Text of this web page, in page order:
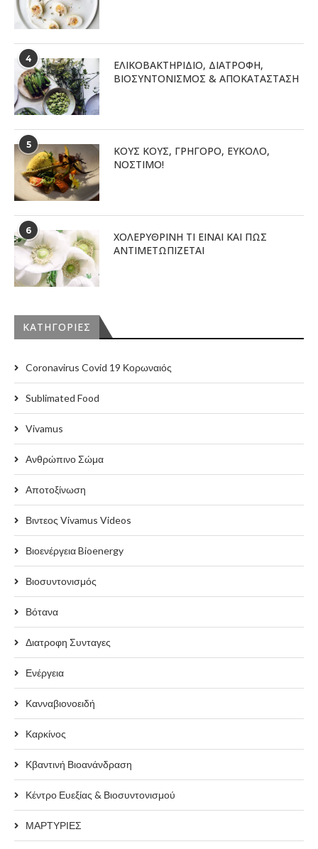
4
ΕΛΙΚΟΒΑΚΤΗΡΊΔΙΟ, ΔΙΑΤΡΟΦΉ,
ΒΙΟΣΥΝΤΟΝΙΣΜΌΣ & ΑΠΟΚΑΤΆΣΤΑΣΗ
5
ΚΟΥΣ ΚΟΥΣ, ΓΡΗΓΟΡΟ, ΕΥΚΟΛΟ,
ΝΟΣΤΙΜΟ!
6
ΧΟΛΕΡΥΘΡΙΝΗ ΤΙ ΕΙΝΑΙ ΚΑΙ ΠΩΣ
ΑΝΤΙΜΕΤΩΠΙΖΕΤΑΙ
KΑΤΗΓΟΡΊΕΣ
Coronavirus Covid 19 Κορωναιός
Sublimated Food
Vivamus
Ανθρώπινο Σώμα
Αποτοξίνωση
Βιντεος Vivamus Videos
Βιοενέργεια Bioenergy
Βιοσυντονισμός
Βότανα
Διατροφη Συνταγες
Ενέργεια
Κανναβιονοειδή
Καρκίνος
Κβαντινή Βιοανάνδραση
Κέντρο Ευεξίας & Βιοσυντονισμού
ΜΑΡΤΥΡΙΕΣ